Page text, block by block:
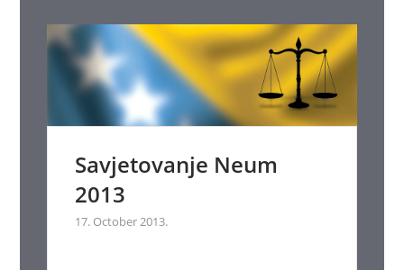
Savjetovanje Neum
2013
17. October 2013.